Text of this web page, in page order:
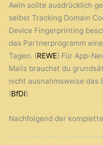
Awin sollte ausdrücklich
selbst Tracking Domain
Device Fingerprinting
das Partnerprogramm
Tagen. (REWE) Für App-
Mails brauchst du
nicht ausnahmsweise das
(BfDI)
Nachfolgend der